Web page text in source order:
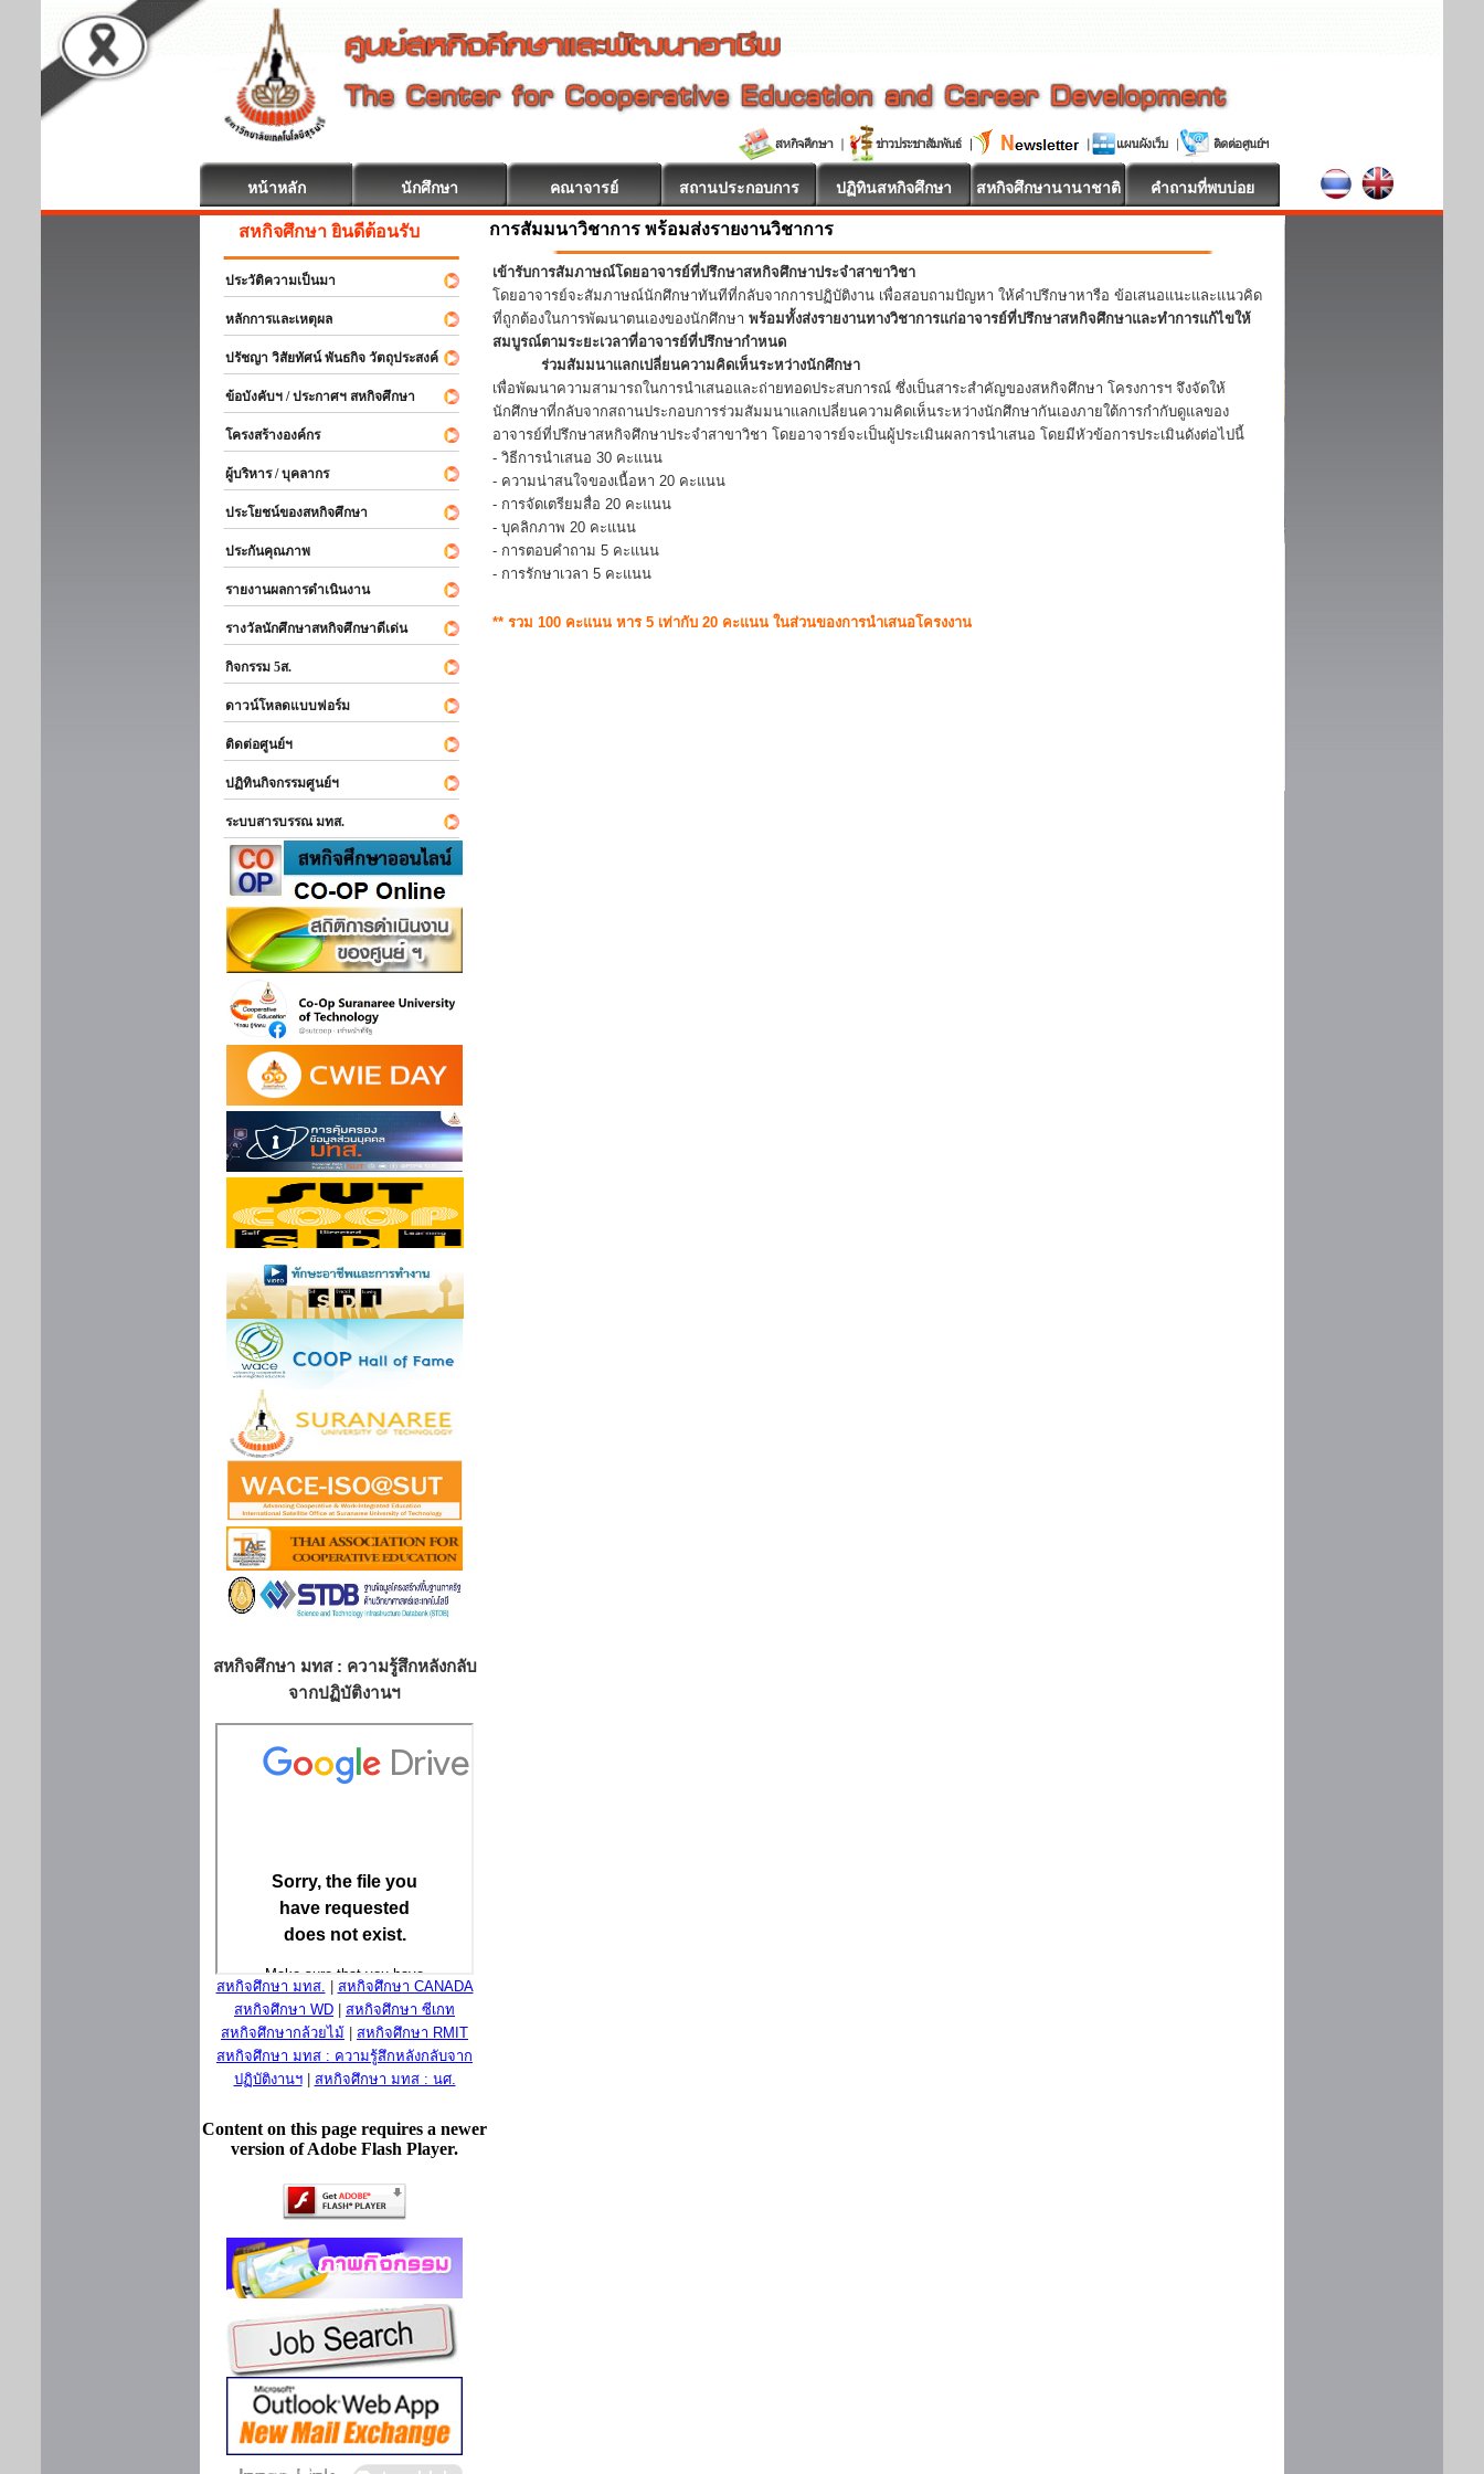
หน้าหลัก นักศึกษา คณาจารย์ สถานประกอบการ ปฏิทินสหกิจศึกษา สหกิจศึกษานานาชาติ คำถามที่พบบ่อย
สหกิจศึกษา ยินดีต้อนรับ
ประวัติความเป็นมา
หลักการและเหตุผล
ปรัชญา วิสัยทัศน์ พันธกิจ วัตถุประสงค์
ข้อบังคับฯ / ประกาศฯ สหกิจศึกษา
โครงสร้างองค์กร
ผู้บริหาร / บุคลากร
ประโยชน์ของสหกิจศึกษา
ประกันคุณภาพ
รายงานผลการดำเนินงาน
รางวัลนักศึกษาสหกิจศึกษาดีเด่น
กิจกรรม 5ส.
ดาวน์โหลดแบบฟอร์ม
ติดต่อศูนย์ฯ
ปฏิทินกิจกรรมศูนย์ฯ
ระบบสารบรรณ มทส.
สหกิจศึกษา มทส : ความรู้สึกหลังกลับ
จากปฏิบัติงานฯ
สหกิจศึกษา มทส.
สหกิจศึกษา CANADA
สหกิจศึกษา WD
สหกิจศึกษา ซีเกท
สหกิจศึกษากล้วยไม้
สหกิจศึกษา RMIT
สหกิจศึกษา มทส : ความรู้สึกหลังกลับจาก
ปฏิบัติงานฯ| สหกิจศึกษา มทส : นศ.
Content on this page requires a newer
version of Adobe Flash Player.
การสัมมนาวิชาการ พร้อมส่งรายงานวิชาการ
เข้ารับการสัมภาษณ์โดยอาจารย์ที่ปรึกษาสหกิจศึกษาประจำสาขาวิชา
โดยอาจารย์จะสัมภาษณ์นักศึกษาทันทีที่กลับจากการปฏิบัติงาน เพื่อสอบถามปัญหา ให้คำปรึกษาหารือ ข้อเสนอแนะและแนวคิด
ที่ถูกต้องในการพัฒนาตนเองของนักศึกษา พร้อมทั้งส่งรายงานทางวิชาการแก่อาจารย์ที่ปรึกษาสหกิจศึกษาและทำการแก้ไขให้
สมบูรณ์ตามระยะเวลาที่อาจารย์ที่ปรึกษากำหนด
ร่วมสัมมนาแลกเปลี่ยนความคิดเห็นระหว่างนักศึกษา
เพื่อพัฒนาความสามารถในการนำเสนอและถ่ายทอดประสบการณ์ ซึ่งเป็นสาระสำคัญของสหกิจศึกษา โครงการฯ จึงจัดให้
นักศึกษาที่กลับจากสถานประกอบการร่วมสัมมนาแลกเปลี่ยนความคิดเห็นระหว่างนักศึกษากันเองภายใต้การกำกับดูแลของ
อาจารย์ที่ปรึกษาสหกิจศึกษาประจำสาขาวิชา โดยอาจารย์จะเป็นผู้ประเมินผลการนำเสนอ โดยมีหัวข้อการประเมินดังต่อไปนี้
- วิธีการนำเสนอ 30 คะแนน
- ความน่าสนใจของเนื้อหา 20 คะแนน
- การจัดเตรียมสื่อ 20 คะแนน
- บุคลิกภาพ 20 คะแนน
- การตอบคำถาม 5 คะแนน
- การรักษาเวลา 5 คะแนน
** รวม 100 คะแนน หาร 5 เท่ากับ 20 คะแนน ในส่วนของการนำเสนอโครงงาน